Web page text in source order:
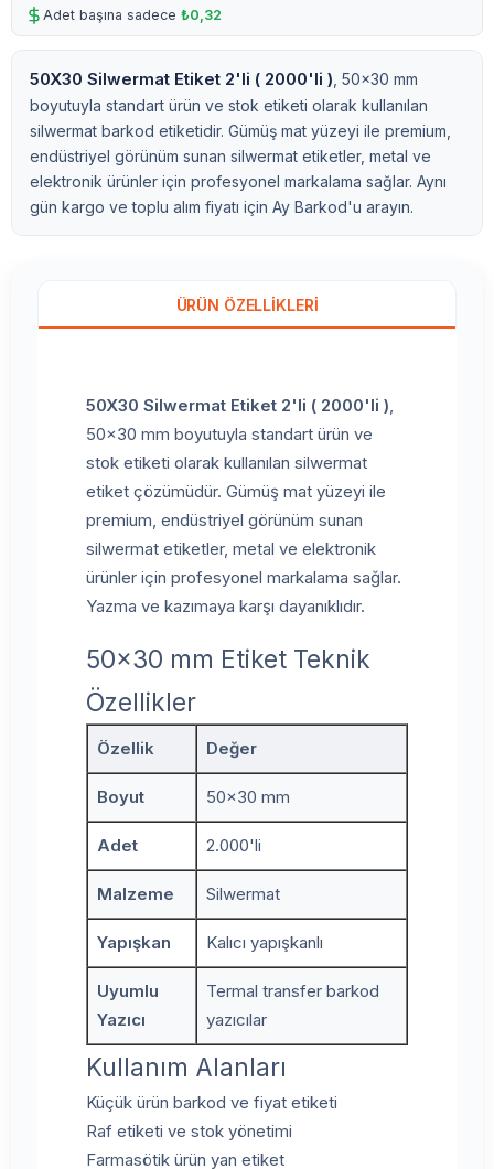
Adet başına sadece ₺0,32
50X30 Silwermat Etiket 2'li ( 2000'li ) , 50x30 mm
boyutuyla standart ürün ve stok etiketi olarak kullanılan
silwermat barkod etiketidir. Gümüş mat yüzeyi ile premium,
endüstriyel görünüm sunan silwermat etiketler, metal ve
elektronik ürünler için profesyonel markalama sağlar. Aynı
gün kargo ve toplu alım fiyatı için Ay Barkod'u arayın.
ÜRÜN ÖZELLIKLERI
50X30 Silwermat Etiket 2'li ( 2000'li ),
50x30 mm boyutuyla standart ürün ve
stok etiketi olarak kullanılan silwermat
etiket çözümüdür. Gümüş mat yüzeyi ile
premium, endüstriyel görünüm sunan
silwermat etiketler, metal ve elektronik
ürünler için profesyonel markalama sağlar.
Yazma ve kazımaya karşı dayanıklıdır.
50x30 mm Etiket Teknik
Özellikler
Özellik Değer
Boyut 50x30 mm
Adet 2.000'li
Malzeme Silwermat
Yapışkan Kalıcı yapışkanlı
Uyumlu
Yazıcı
Termal transfer barkod
yazıcılar
Kullanım Alanları
Küçük ürün barkod ve fiyat etiketi
Raf etiketi ve stok yönetimi
Farmasötik ürün yan etiket